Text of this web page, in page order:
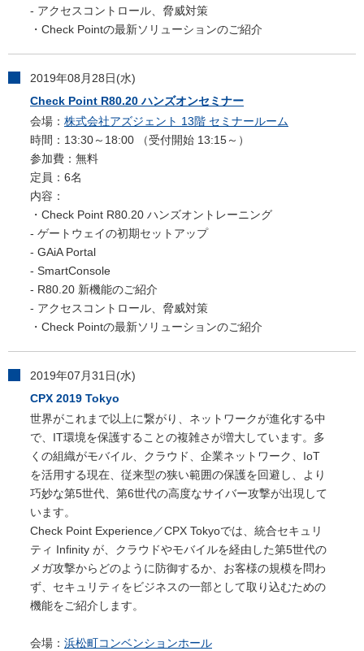
- アクセスコントロール、脅威対策
・Check Pointの最新ソリューションのご紹介
2019年08月28日(水)
Check Point R80.20 ハンズオンセミナー
会場： 株式会社アズジェント 13階 セミナールーム
時間：13:30～18:00 （受付開始 13:15～）
参加費：無料
定員：6名
内容：
・Check Point R80.20 ハンズオントレーニング
- ゲートウェイの初期セットアップ
- GAiA Portal
- SmartConsole
- R80.20 新機能のご紹介
- アクセスコントロール、脅威対策
・Check Pointの最新ソリューションのご紹介
2019年07月31日(水)
CPX 2019 Tokyo
世界がこれまで以上に繋がり、ネットワークが進化する中
で、IT環境を保護することの複雑さが増大しています。多
くの組織がモバイル、クラウド、企業ネットワーク、IoT
を活用する現在、従来型の狭い範囲の保護を回避し、より
巧妙な第5世代、第6世代の高度なサイバー攻撃が出現して
います。
Check Point Experience／CPX Tokyoでは、統合セキュリ
ティ Infinity が、クラウドやモバイルを経由した第5世代の
メガ攻撃からどのように防御するか、お客様の規模を問わ
ず、セキュリティをビジネスの一部として取り込むための
機能をご紹介します。
会場： 浜松町コンベンションホール